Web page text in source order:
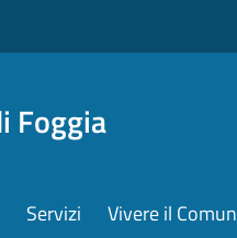
Foggia
Servizi Vivere il